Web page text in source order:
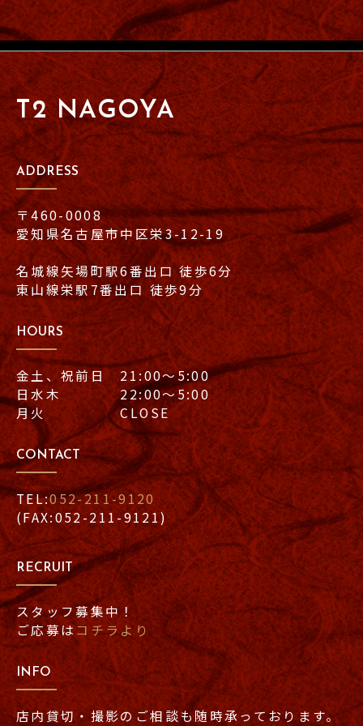
T2 NAGOYA
ADDRESS
〒460-0008
愛知県名古屋市中区栄3-12-19
名城線矢場町駅6番出口 徒歩6分
東山線栄駅7番出口 徒歩9分
HOURS
金土、祝前日 21:00〜5:00
日水木 22:00〜5:00
月火 CLOSE
CONTACT
TEL:052-211-9120
(FAX:052-211-9121)
RECRUIT
スタッフ募集中！
ご応募はコチラより
INFO
店内貸切・撮影のご相談も随時承っております。